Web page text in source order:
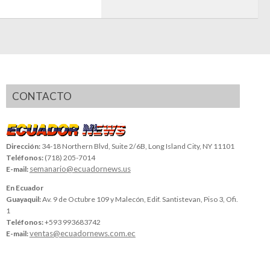
CONTACTO
Dirección: 34-18 Northern Blvd, Suite 2/6B, Long Island City, NY 11101
Teléfonos: (718) 205-7014
E-mail: semanario@ecuadornews.us
En Ecuador
Guayaquil:Av. 9 de Octubre 109 y Malecón, Edif. Santistevan, Piso 3, Ofi.
1
Teléfonos:+593 993683742
E-mail:ventas@ecuadornews.com.ec